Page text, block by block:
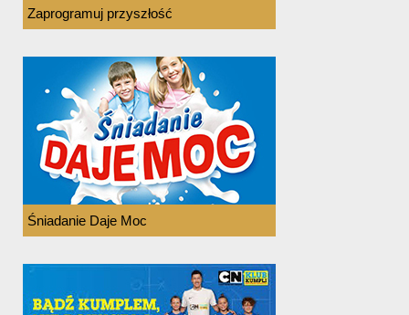
Zaprogramuj przyszłość
Śniadanie Daje Moc